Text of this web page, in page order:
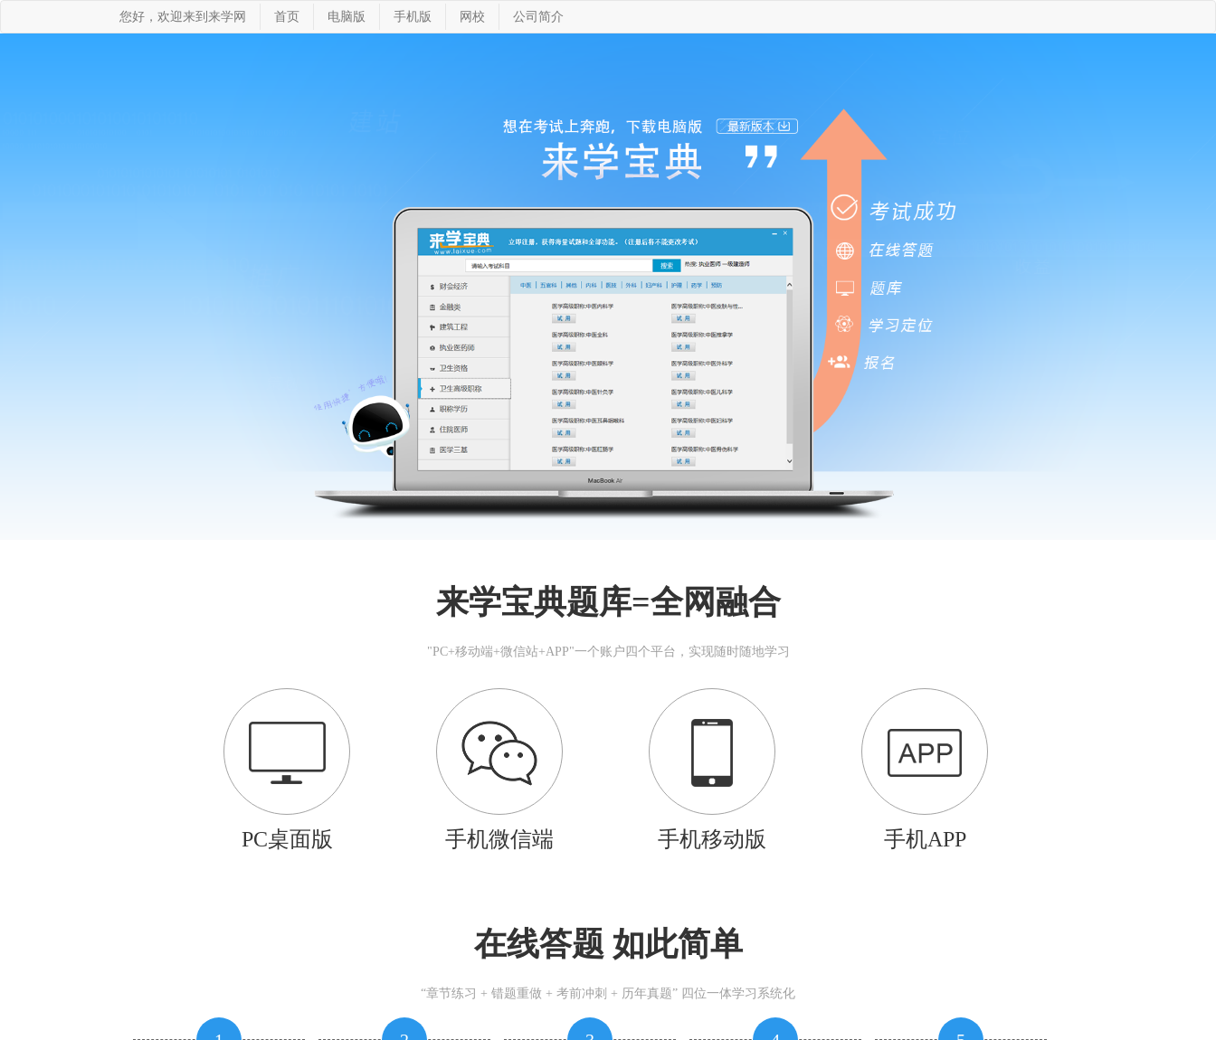
您好，欢迎来到来学网 首页 电脑版 手机版 网校 公司简介
来学宝典题库=全网融合
"PC+移动端+微信站+APP"一个账户四个平台，实现随时随地学习
PC桌面版 手机微信端 手机移动版 手机APP
在线答题 如此简单
“章节练习 + 错题重做 + 考前冲刺 + 历年真题” 四位一体学习系统化